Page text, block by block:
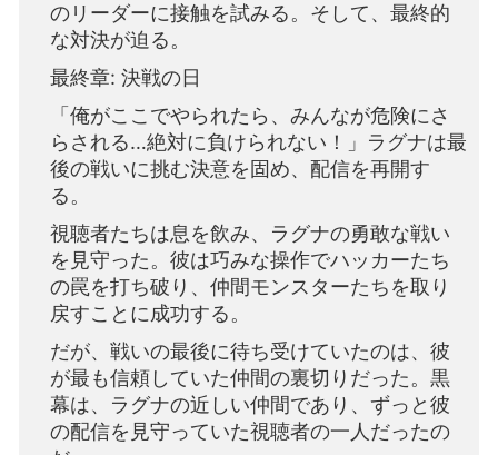
のリーダーに接触を試みる。そして、最終的
な対決が迫る。
最終章: 決戦の日
「俺がここでやられたら、みんなが危険にさ
らされる…絶対に負けられない！」ラグナは最
後の戦いに挑む決意を固め、配信を再開す
る。
視聴者たちは息を飲み、ラグナの勇敢な戦い
を見守った。彼は巧みな操作でハッカーたち
の罠を打ち破り、仲間モンスターたちを取り
戻すことに成功する。
だが、戦いの最後に待ち受けていたのは、彼
が最も信頼していた仲間の裏切りだった。黒
幕は、ラグナの近しい仲間であり、ずっと彼
の配信を見守っていた視聴者の一人だったの